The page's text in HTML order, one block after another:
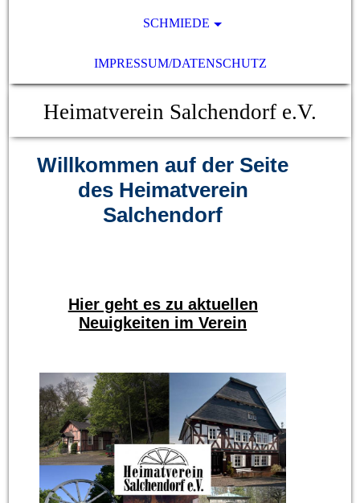
SCHMIEDE
IMPRESSUM/DATENSCHUTZ
Heimatverein Salchendorf e.V.
Willkommen auf der Seite
des Heimatverein
Salchendorf
Hier geht es zu aktuellen
Neuigkeiten im Verein